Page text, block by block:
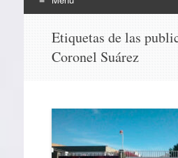
contenido
Etiquetas de las
Coronel Suárez